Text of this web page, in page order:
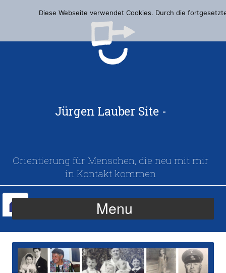
Jürgen Lauber Site -
Orientierung für Menschen, die neu mit mir
in Kontakt kommen
Menu
Diese Webseite verwendet Cookies. Durch die